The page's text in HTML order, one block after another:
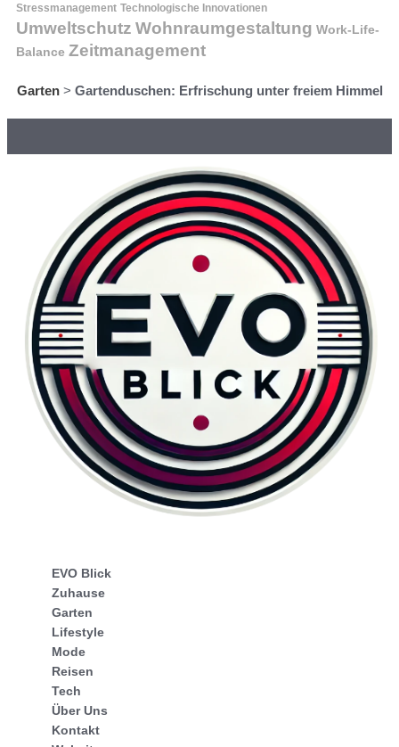
Stressmanagement Technologische Innovationen
Umweltschutz Wohnraumgestaltung Work-Life-
Balance Zeitmanagement
Garten> Gartenduschen: Erfrischung unter freiem Himmel
EVO Blick
Zuhause
Garten
Lifestyle
Mode
Reisen
Tech
Über Uns
Kontakt